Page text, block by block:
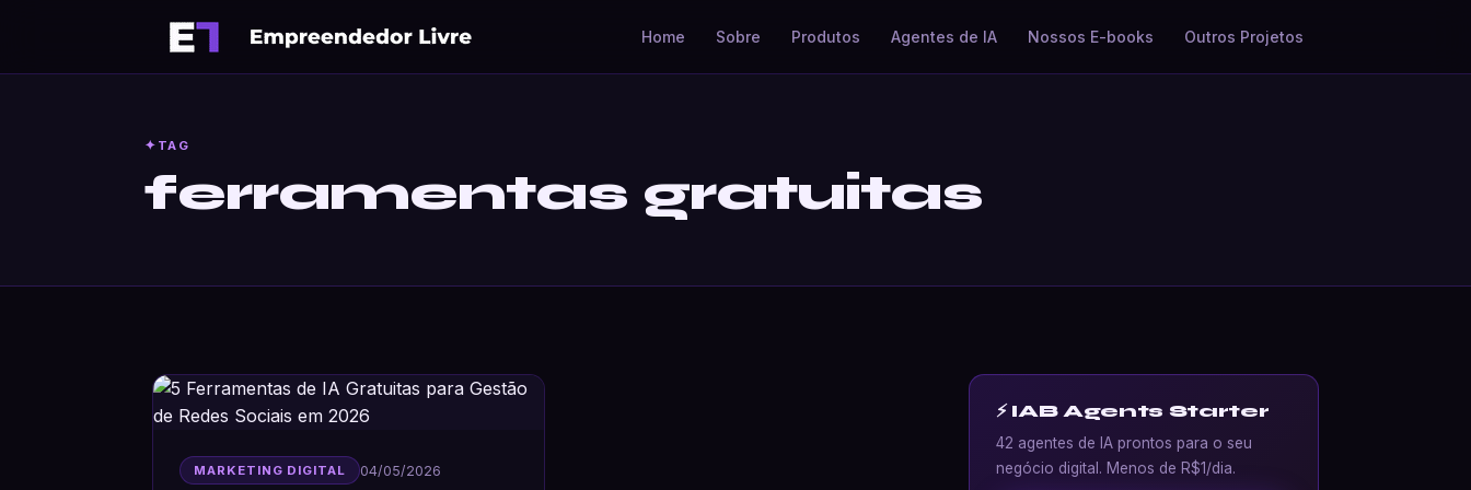
Home Sobre Produtos Agentes de IA Nossos E-books Outros Projetos
TAG
ferramentas gratuitas
MARKETING DIGITAL 04/05/2026
⚡ IAB Agents Starter
42 agentes de IA prontos para o seu
negócio digital. Menos de R$1/dia.